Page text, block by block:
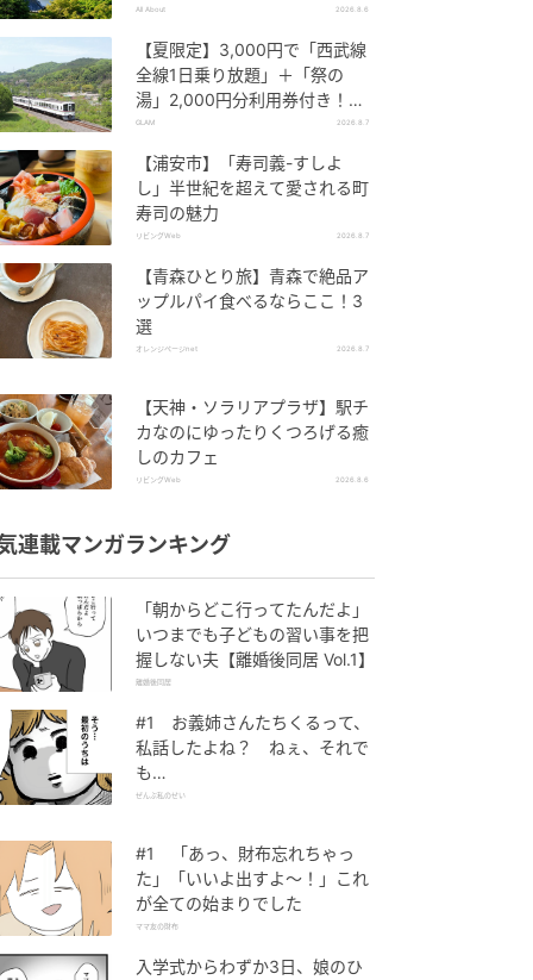
026年調査】
All About 2026.8.6
【夏限定】3,000円で「西武線
全線1日乗り放題」＋「祭の
湯」2,000円分利用券付き！
『秩父 夏のおでかけきっぷ』で
GLAM 2026.8.7
【浦安市】「寿司義-すしよ
し」半世紀を超えて愛される町
寿司の魅力
リビングWeb 2026.8.7
【青森ひとり旅】青森で絶品ア
ップルパイ食べるならここ！3
選
オレンジページnet 2026.8.7
【天神・ソラリアプラザ】駅チ
カなのにゆったりくつろげる癒
しのカフェ
リビングWeb 2026.8.6
連載マンガランキング
「朝からどこ行ってたんだよ」
いつまでも子どもの習い事を把
握しない夫【離婚後同居 Vol.1】
離婚後同居
#1 お義姉さんたちくるって、
私話したよね？ ねぇ、それで
も…
ぜんぶ私のせい
#1 「あっ、財布忘れちゃっ
た」「いいよ出すよ〜！」これ
が全ての始まりでした
ママ友の財布
入学式からわずか3日、娘のひ